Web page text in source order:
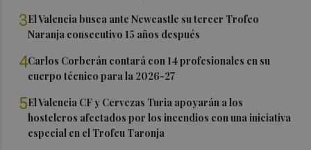
3El Valencia busca ante Newcastle su tercer Trofeo
Naranja consecutivo 15 años después
4Carlos Corberán contará con 14 profesionales en su
cuerpo técnico para la 2026-27
5El Valencia CF y Cervezas Turia apoyarán a los
hosteleros afectados por los incendios con una iniciativa
especial en el Trofeu Taronja